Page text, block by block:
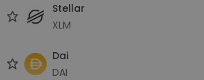
Stellar
XLM
Dai
DAI